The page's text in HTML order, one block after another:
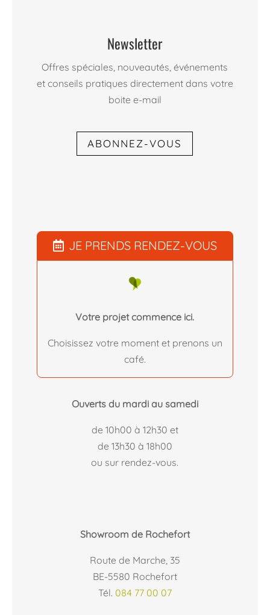
Newsletter
Offres spéciales, nouveautés, événements
et conseils pratiques directement dans votre
boite e-mail
ABONNEZ-VOUS
JE PRENDS RENDEZ-VOUS
Votre projet commence ici.
Choisissez votre moment et prenons un
café.
Ouverts du mardi au samedi
de 10h00 à 12h30 et
de 13h30 à 18h00
ou sur rendez-vous.
Showroom de Rochefort
Route de Marche, 35
BE-5580 Rochefort
Tél. 084 77 00 07